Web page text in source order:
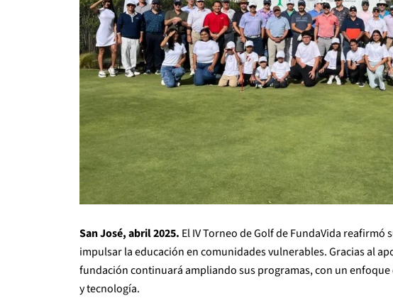
San José, abril 2025. El IV Torneo de Golf de FundaVida
impulsar la educación en comunidades vulnerables. Gracias al
fundación continuará ampliando sus programas, con un
y tecnología.